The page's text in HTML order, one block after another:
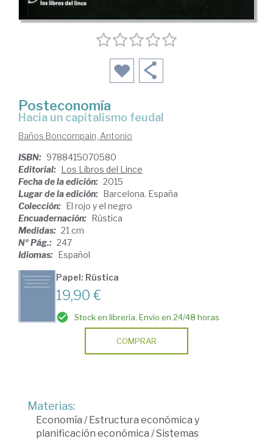
Posteconomía
hacia un capitalismo feudal
Baños Boncompain, Antonio
ISBN: 9788415070580
Editorial: Los Libros del Lince
Fecha de la edición: 2015
Lugar de la edición: Barcelona. España
Colección: El rojo y el negro
Encuadernación: Rústica
Medidas: 21 cm
Nº Pág.: 247
Idiomas: Español
Papel: Rústica
19,90 €
Stock en librería. Envío en 24/48 horas
COMPRAR
Materias:
Economía /Estructura económica y
planificación económica /Sistemas